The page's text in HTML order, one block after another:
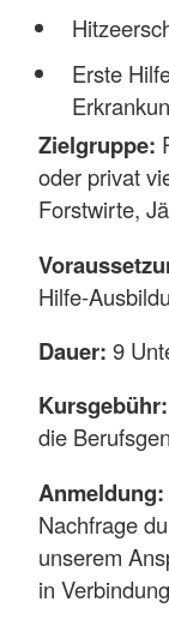
Erste
Zielgruppe:
oder privat
Forstwirte,
Hilfe-
Dauer: 9
Kursgebühr:
die
Anmeldung:
Nachfrage
unserem
in